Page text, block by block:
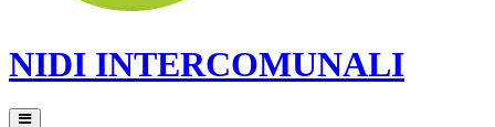
NIDI INTERCOMUNALI